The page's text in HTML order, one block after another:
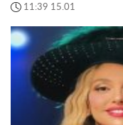
11:39 15.01